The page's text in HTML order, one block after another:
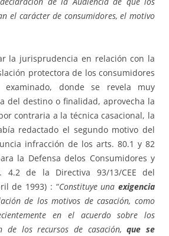
el carácter de consumidores, el motivo
la jurisprudencia en relación con la
protectora de los consumidores
donde se revela muy
del destino o finalidad, aprovecha la
contraria a la técnica casacional, la
redactado el segundo motivo del
infracción de los arts. 80.1 y 82
la Defensa delos Consumidores y
4.2 de la Directiva 93/13/CEE del
de 1993) : “Constituye unaexigencia
de los motivos de casación, como
en el acuerdo sobre los
de los recursos de casación,que se